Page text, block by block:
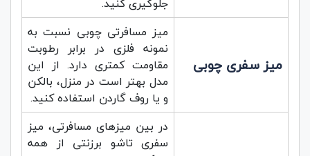
میز سفری چوبی
میز مسافرتی چوبی نسبت به
نمونه فلزی در برابر رطوبت
مقاومت کمتری دارد. از این
مدل بهتر است در منزل، بالکن
و یا روف گاردن استفاده کنید.
در بین میز‌های مسافرتی، میز
سفری تاشو برزنتی از همه